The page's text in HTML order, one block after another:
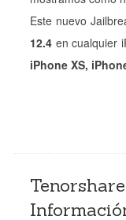
Este nuevo
12.4 en cualquier
iPhone XS,